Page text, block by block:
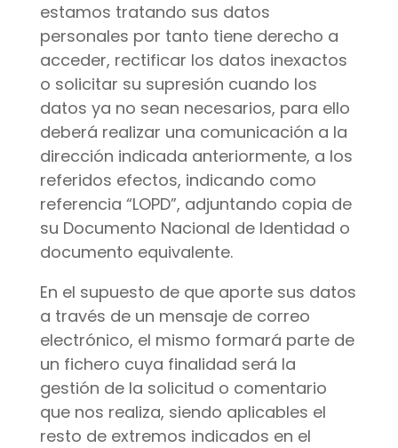
estamos tratando sus datos
personales por tanto tiene derecho a
acceder, rectificar los datos inexactos
o solicitar su supresión cuando los
datos ya no sean necesarios, para ello
deberá realizar una comunicación a la
dirección indicada anteriormente, a los
referidos efectos, indicando como
referencia “LOPD”, adjuntando copia de
su Documento Nacional de Identidad o
documento equivalente.
En el supuesto de que aporte sus datos
a través de un mensaje de correo
electrónico, el mismo formará parte de
un fichero cuya finalidad será la
gestión de la solicitud o comentario
que nos realiza, siendo aplicables el
resto de extremos indicados en el